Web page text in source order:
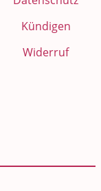
Kündigen
Widerruf